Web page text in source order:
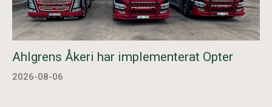
Ahlgrens Åkeri har implementerat Opter
2026-08-06